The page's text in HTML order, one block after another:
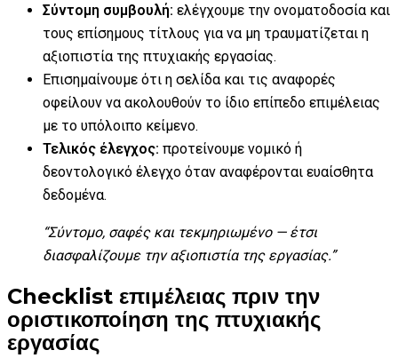
Σύντομη συμβουλή: ελέγχουμε την ονοματοδοσία και
τους επίσημους τίτλους για να μη τραυματίζεται η
αξιοπιστία της πτυχιακής εργασίας.
Επισημαίνουμε ότι η σελίδα και τις αναφορές
οφείλουν να ακολουθούν το ίδιο επίπεδο επιμέλειας
με το υπόλοιπο κείμενο.
Τελικός έλεγχος: προτείνουμε νομικό ή
δεοντολογικό έλεγχο όταν αναφέρονται ευαίσθητα
δεδομένα.
“Σύντομο, σαφές και τεκμηριωμένο — έτσι
διασφαλίζουμε την αξιοπιστία της εργασίας.”
Checklist επιμέλειας πριν την
οριστικοποίηση της πτυχιακής
εργασίας